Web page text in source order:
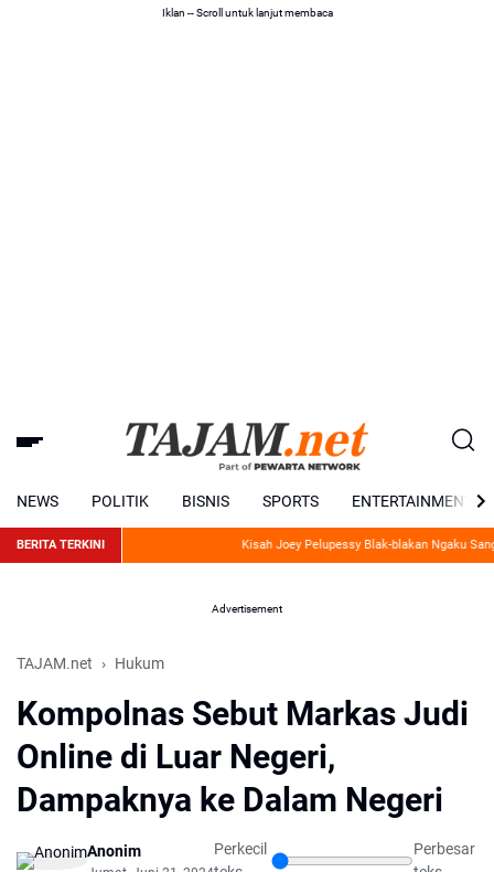
Iklan -- Scroll untuk lanjut membaca
NEWS POLITIK BISNIS SPORTS ENTERTAINMENT
BERITA TERKINI Kisah Joey Pelupessy Blak-blakan Ngaku
Advertisement
TAJAM.net Hukum
Kompolnas Sebut Markas Judi
Online di Luar Negeri,
Dampaknya ke Dalam Negeri
Anonim
Perkecil
Perbesar